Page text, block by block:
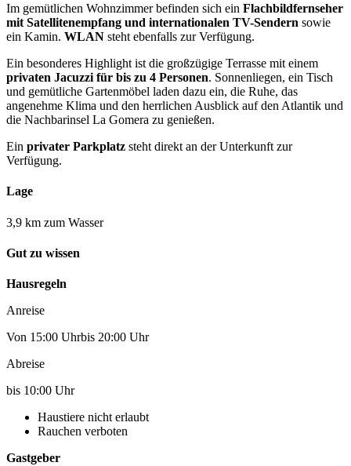
Im gemütlichen Wohnzimmer befinden sich ein Flachbildfernseher
mit Satellitenempfang und internationalen TV-Sendern sowie
ein Kamin. WLAN steht ebenfalls zur Verfügung.
Ein besonderes Highlight ist die großzügige Terrasse mit einem
privaten Jacuzzi für bis zu 4 Personen. Sonnenliegen, ein Tisch
und gemütliche Gartenmöbel laden dazu ein, die Ruhe, das
angenehme Klima und den herrlichen Ausblick auf den Atlantik und
die Nachbarinsel La Gomera zu genießen.
Ein privater Parkplatz steht direkt an der Unterkunft zur
Verfügung.
Lage
3,9 km zum Wasser
Gut zu wissen
Hausregeln
Anreise
Von 15:00 Uhrbis 20:00 Uhr
Abreise
bis 10:00 Uhr
Haustiere nicht erlaubt
Rauchen verboten
Gastgeber